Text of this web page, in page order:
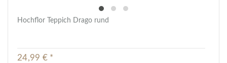
Hochflor Teppich Drago rund
24,99 € *